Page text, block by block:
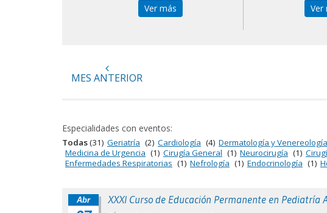
Ver más
Ver
MES ANTERIOR
Especialidades con eventos:
Todas(31) Geriatría (2) Cardiología (4) Dermatología y Venereología
Medicina de Urgencia (1) Cirugía General (1) Neurocirugía (1)
Enfermedades Respiratorias (1) Nefrología (1) Endocrinología (1)
Abr XXXI Curso de Educación Permanente en Pediatría